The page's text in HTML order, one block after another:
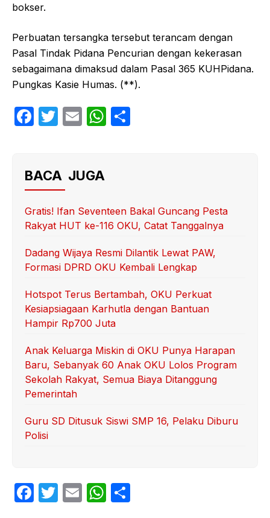
bokser.
Perbuatan tersangka tersebut terancam dengan
Pasal Tindak Pidana Pencurian dengan kekerasan
sebagaimana dimaksud dalam Pasal 365 KUHPidana.
Pungkas Kasie Humas. (**).
F
e
b
o
o
k
T
er
E
W
p
p
BACA JUGA
Gratis! Ifan Seventeen Bakal Guncang Pesta
Rakyat HUT ke-116 OKU, Catat Tanggalnya
Dadang Wijaya Resmi Dilantik Lewat PAW,
Formasi DPRD OKU Kembali Lengkap
Hotspot Terus Bertambah, OKU Perkuat
Kesiapsiagaan Karhutla dengan Bantuan
Hampir Rp700 Juta
Anak Keluarga Miskin di OKU Punya Harapan
Baru, Sebanyak 60 Anak OKU Lolos Program
Sekolah Rakyat, Semua Biaya Ditanggung
Pemerintah
Guru SD Ditusuk Siswi SMP 16, Pelaku Diburu
Polisi
F
T
E
W